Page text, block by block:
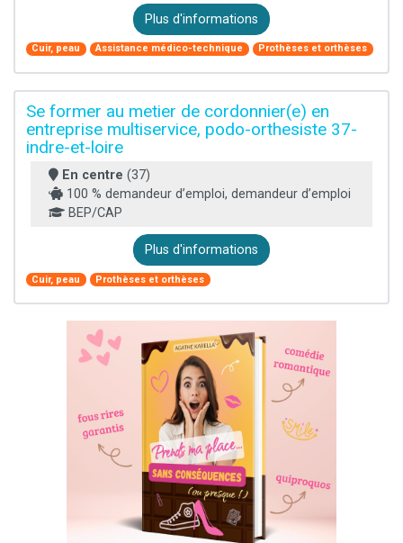
Plus d'informations
Cuir, peau Assistance médico-technique Prothèses et orthèses
Se former au metier de cordonnier(e) en
entreprise multiservice, podo-orthesiste 37-
indre-et-loire
En centre (37)
100 % demandeur d’emploi, demandeur d’emploi
BEP/CAP
Plus d'informations
Cuir, peau Prothèses et orthèses